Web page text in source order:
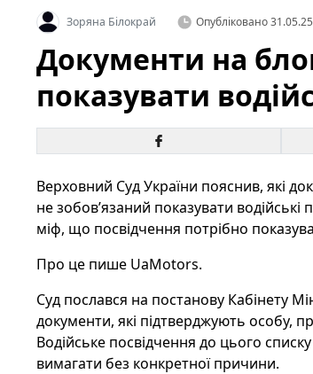
Зоряна Білокрай Опубліковано
Документи на
показувати
Верховний Суд України пояснив, які
не зобов’язаний показувати
міф, що посвідчення потрібно
Про це пише UaMotors.
Суд послався на постанову Кабінету
документи, які підтверджують особу,
Водійське посвідчення до цього
вимагати без конкретної причини.